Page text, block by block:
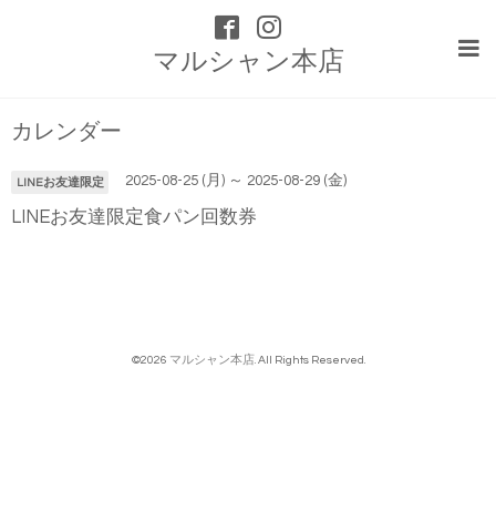
マルシャン本店
カレンダー
LINEお友達限定 2025-08-25 (月) ～ 2025-08-29 (金)
LINEお友達限定食パン回数券
©2026 マルシャン本店. All Rights Reserved.